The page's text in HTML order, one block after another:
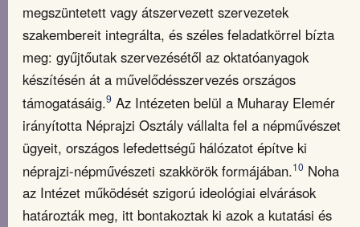
megszüntetett vagy átszervezett szervezetek
szakembereit integrálta, és széles feladatkörrel bízta
meg: gyűjtőutak szervezésétől az oktatóanyagok
készítésén át a művelődésszervezés országos
támogatásáig.9 Az Intézeten belül a Muharay Elemér
irányította Néprajzi Osztály vállalta fel a népművészet
ügyeit, országos lefedettségű hálózatot építve ki
néprajzi-népművészeti szakkörök formájában.10 Noha
az Intézet működését szigorú ideológiai elvárások
határozták meg, itt bontakoztak ki azok a kutatási és